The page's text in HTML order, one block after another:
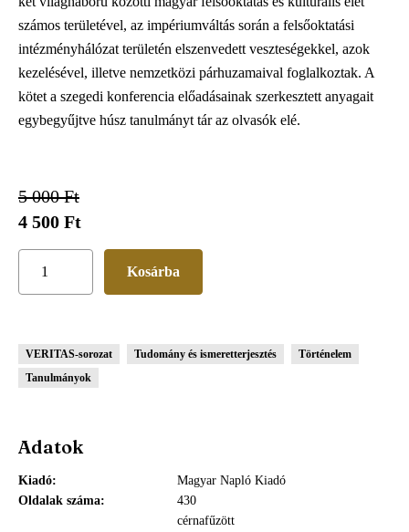
számos területével, az impériumváltás során a felsőoktatási
intézményhálózat területén elszenvedett veszteségekkel, azok
kezelésével, illetve nemzetközi párhuzamaival foglalkoztak. A
kötet a szegedi konferencia előadásainak szerkesztett anyagait
egybegyűjtve húsz tanulmányt tár az olvasók elé.
5 000 Ft
4 500 Ft
VERITAS-sorozat Tudomány és ismeretterjesztés
Történelem
Tanulmányok
Adatok
Kiadó
Magyar Napló Kiadó
Oldalak száma
430
cérnafűzött